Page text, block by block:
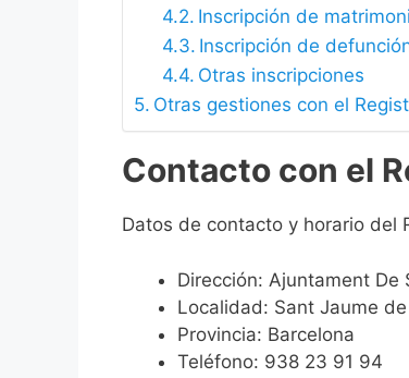
Inscripción de
Inscripción de
Otras inscripciones
Otras gestiones con el
Contacto con el
Datos de contacto y horario del
Dirección: Ajuntament
Localidad: Sant Jaume
Provincia: Barcelona
Teléfono: 938 23 91 94